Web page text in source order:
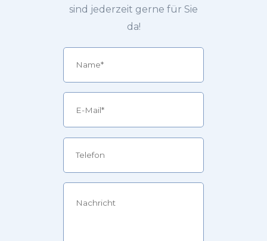
sind jederzeit gerne für Sie
da!